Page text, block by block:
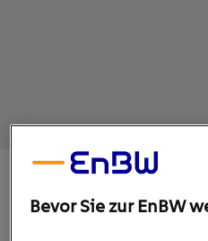
22. März 2021 1min
Bevor Sie zur EnBW